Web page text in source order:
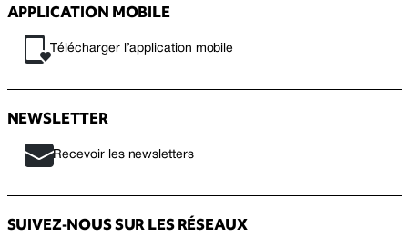
APPLICATION MOBILE
Télécharger l’application mobile
NEWSLETTER
Recevoir les newsletters
SUIVEZ-NOUS SUR LES RÉSEAUX